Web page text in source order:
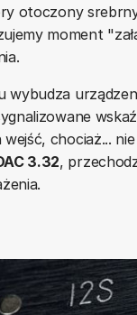
otoczony
moment
wybudza
chociaż...
3.32,